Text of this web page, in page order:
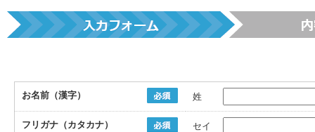
お名前（漢字） 姓
フリガナ（カタカナ） セイ